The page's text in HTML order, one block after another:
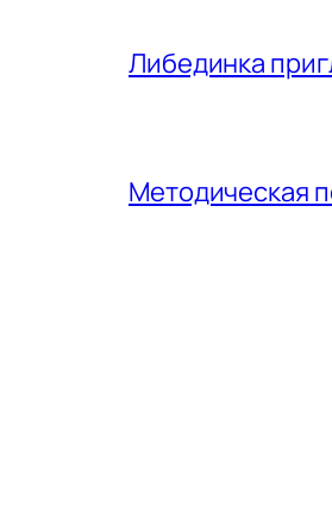
Либединка
Методическая